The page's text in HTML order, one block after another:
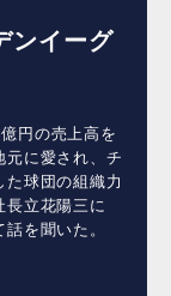
ンイーグ
円の売上高を
元に愛され、チ
球団の組織力
長立花陽三に
を聞いた。